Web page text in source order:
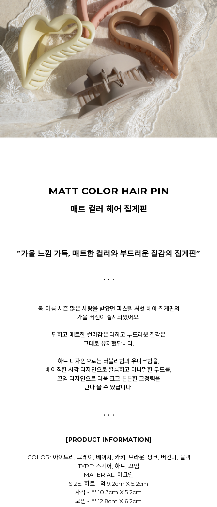
MATT COLOR HAIR PIN
매트 컬러 헤어 집게핀
”가을 느낌 가득, 매트한 컬러와 부드러운 질감의 집게핀”
. . .
봄-여름 시즌 많은 사랑을 받았던 파스텔 셔벗 헤어 집게핀의
가을 버전이 출시되었어요.
딥하고 매트한 컬러감은 더하고 부드러운 질감은
그대로 유지했답니다.
하트 디자인으로는 러블리함과 유니크함을,
베이직한 사각 디자인으로 깔끔하고 미니멀한 무드를,
꼬임 디자인으로 더욱 크고 튼튼한 고정력을
만나 볼 수 있답니다.
. . .
[PRODUCT INFORMATION]
COLOR: 아이보리, 그레이, 베이지, 카키, 브라운, 핑크, 버건디, 블랙
TYPE: 스퀘어, 하트, 꼬임
MATERIAL: 아크릴
SIZE: 하트 - 약 9.2cm X 5.2cm
사각 - 약 10.3cm X 5.2cm
꼬임 - 약 12.8cm X 6.2cm